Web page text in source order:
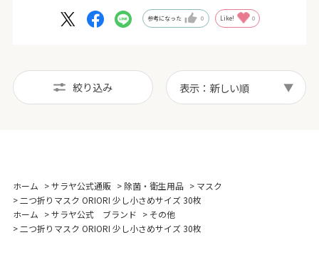
参考になった 0 Like! 0
絞り込み 表示：新しい順
ホーム >サラヤ公式通販 > 除菌・衛生用品 > マスク
> 二つ折りマスク ORIORI 少し小さめサイズ 30枚
ホーム >サラヤ公式 ブランド > その他
> 二つ折りマスク ORIORI 少し小さめサイズ 30枚